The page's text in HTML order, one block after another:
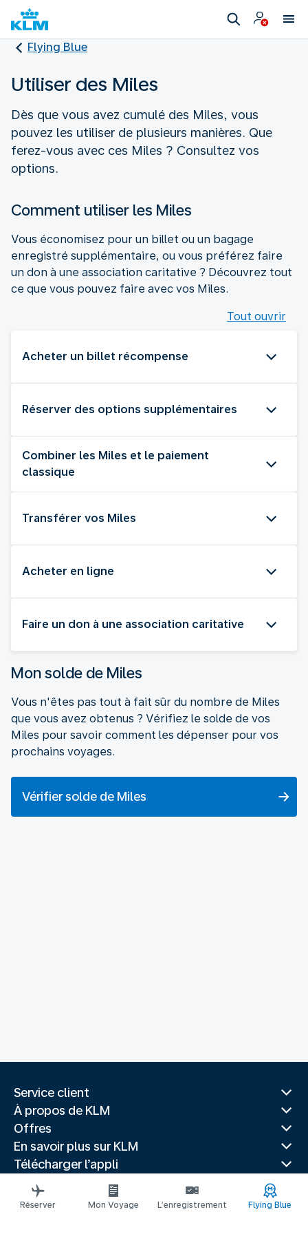
Flying Blue
Utiliser des Miles
Dès que vous avez cumulé des Miles, vous
pouvez les utiliser de plusieurs manières. Que
ferez-vous avec ces Miles ? Consultez vos
options.
Comment utiliser les Miles
Vous économisez pour un billet ou un bagage
enregistré supplémentaire, ou vous préférez faire
un don à une association caritative ? Découvrez tout
ce que vous pouvez faire avec vos Miles.
Tout ouvrir
Acheter un billet récompense
Réserver des options supplémentaires
Combiner les Miles et le paiement
classique
Transférer vos Miles
Acheter en ligne
Faire un don à une association caritative
Mon solde de Miles
Vous n'êtes pas tout à fait sûr du nombre de Miles
que vous avez obtenus ? Vérifiez le solde de vos
Miles pour savoir comment les dépenser pour vos
prochains voyages.
Vérifier solde de Miles
Service client
À propos de KLM
Offres
En savoir plus sur KLM
Télécharger l’appli
Sites Web associés
Guides de voyage
Réserver Mon Voyage L’enregistrement Flying Blue